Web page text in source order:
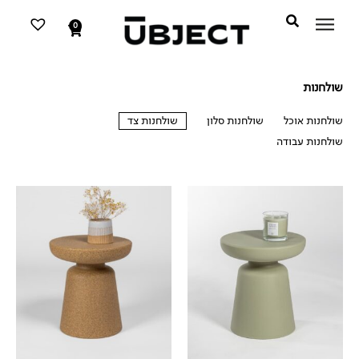
לתוכן
0
עגלת
קניות
שולחנות
שולחנות אוכל שולחנות סלון
שולחנות צד
שולחנות עבודה
שולחנות צד